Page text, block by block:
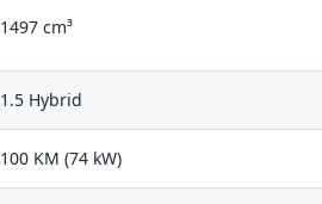
1497 cm³
1.5 Hybrid
100 KM (74 kW)